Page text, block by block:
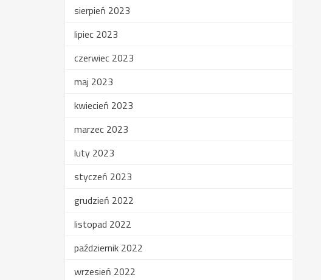
sierpień 2023
lipiec 2023
czerwiec 2023
maj 2023
kwiecień 2023
marzec 2023
luty 2023
styczeń 2023
grudzień 2022
listopad 2022
październik 2022
wrzesień 2022